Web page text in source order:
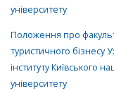
університету
Положення про
туристичного бізнесу
інституту Київського
університету